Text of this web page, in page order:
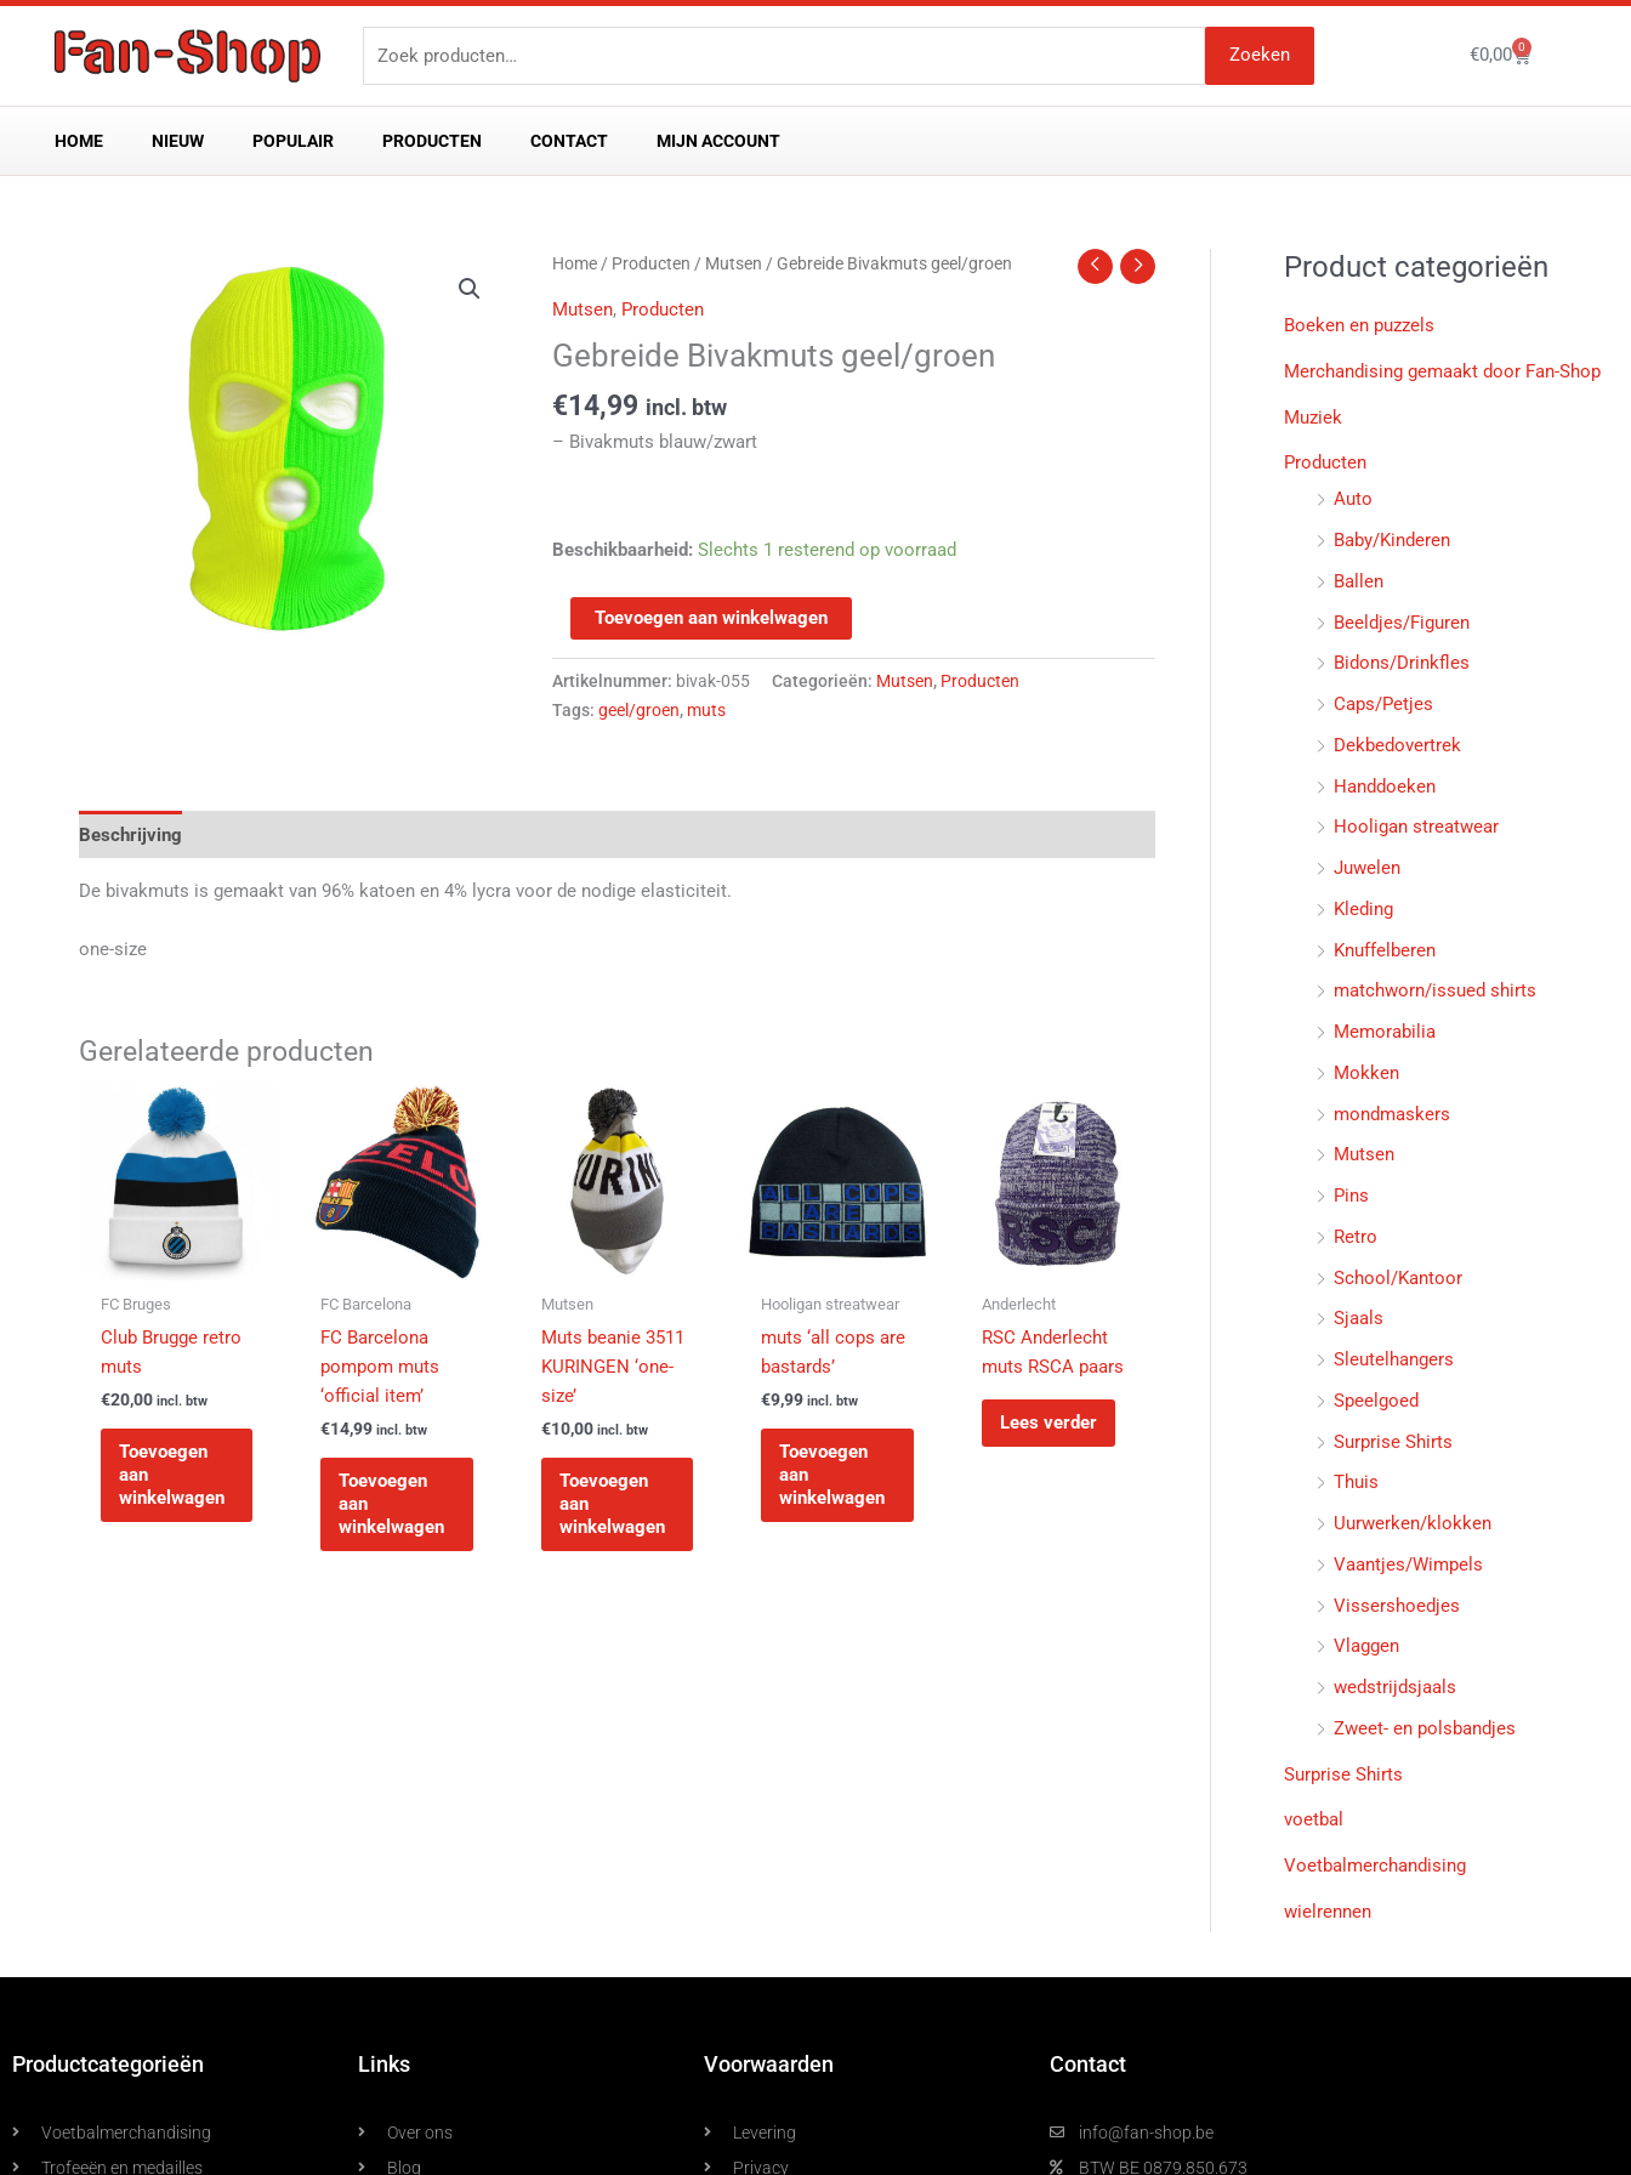
Ga
inhoud
naar:
Zoeken €0,00 0
Winkelwagen
HOME NIEUW POPULAIR PRODUCTEN CONTACT MIJN ACCOUNT
Home / Producten / Mutsen / Gebreide Bivakmuts geel/groen
Mutsen, Producten
Gebreide Bivakmuts geel/groen
€14,99 incl. btw
– Bivakmuts blauw/zwart
Beschikbaarheid: Slechts 1 resterend op voorraad
Gebreide
geel/groen
aantal
Toevoegen aan winkelwagen
Artikelnummer: bivak-055 Categorieën: Mutsen, Producten
Tags:geel/groen, muts
Beschrijving
De bivakmuts is gemaakt van 96% katoen en 4% lycra voor de nodige elasticiteit.
one-size
Gerelateerde producten
FC Bruges
Club Brugge retro
muts
€20,00 incl. btw
Toevoegen
aan
winkelwagen
FC Barcelona
FC Barcelona
pompom muts
‘official item’
€14,99 incl. btw
Toevoegen
aan
winkelwagen
Mutsen
Muts beanie 3511
KURINGEN ‘one-
size’
€10,00 incl. btw
Toevoegen
aan
winkelwagen
Hooligan streatwear
muts ‘all cops are
bastards’
€9,99 incl. btw
Toevoegen
aan
winkelwagen
Anderlecht
RSC Anderlecht
muts RSCA paars
Lees verder
Product categorieën
Boeken en puzzels
Merchandising gemaakt door Fan-Shop
Muziek
Producten
Auto
Baby/Kinderen
Ballen
Beeldjes/Figuren
Bidons/Drinkfles
Caps/Petjes
Dekbedovertrek
Handdoeken
Hooligan streatwear
Juwelen
Kleding
Knuffelberen
matchworn/issued shirts
Memorabilia
Mokken
mondmaskers
Mutsen
Pins
Retro
School/Kantoor
Sjaals
Sleutelhangers
Speelgoed
Surprise Shirts
Thuis
Uurwerken/klokken
Vaantjes/Wimpels
Vissershoedjes
Vlaggen
wedstrijdsjaals
Zweet- en polsbandjes
Surprise Shirts
voetbal
Voetbalmerchandising
wielrennen
Productcategorieën
Voetbalmerchandising
Trofeeën en medailles
Links
Over ons
Blog
Voorwaarden
Levering
Privacy
Contact
info@fan-shop.be
BTW BE 0879.850.673